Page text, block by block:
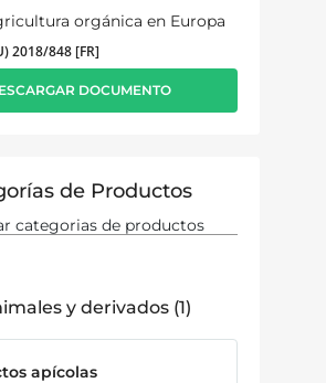
orgánica en Europa
2018/848 [FR]
DOCUMENTO
de Productos
y derivados 1
apícolas